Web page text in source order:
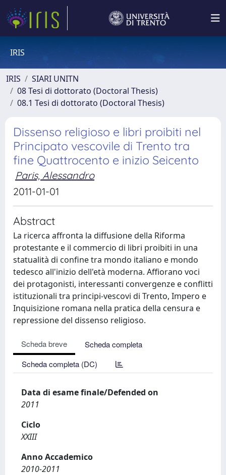
IRIS
IRIS
SIARI UNITN
08 Tesi di dottorato (Doctoral Thesis)
08.1 Tesi di dottorato (Doctoral Thesis)
Dissenso religioso e libri proibiti nel
Principato vescovile di Trento tra
fine Quattrocento e inizio Seicento
Paris, Alessandro
2011-01-01
Abstract
La ricerca affronta la diffusione della Riforma
protestante e il commercio di libri proibiti in una
statualità di confine tra mondo italiano e mondo
tedesco all'inizio dell'età moderna. Affiorano voci
dei protagonisti, interessanti convergenze e conflitti
istituzionali tra principi-vescovi di Trento, Impero e
Inquisizione romana nella pratica della censura e
repressione del dissenso religioso.
Scheda breve
Scheda completa
Scheda completa (DC)
Data di esame finale/Defended on
2011
Ciclo
XXIII
Anno Accademico
2010-2011